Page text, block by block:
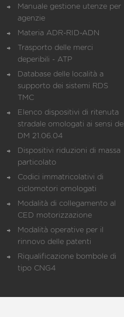
Manuale gestione utenze per
agenzie
Materia ADR-RID-ADN
Trasporto delle merci
deperibili - ATP
Database delle località a
supporto dei sistemi RDS
TMC
Elenco dispositivi di ritenuta
stradale omologati ai sensi del
DM 21.06.04
Dispositivi riduzioni di massa
particolato
Codici immatricolativi di
ciclomotori omologati
Modalità di collegamento al
CED motorizzazione
Modalità operative per il
rinnovo delle patenti
Riqualificazione bombole di
tipo CNG4